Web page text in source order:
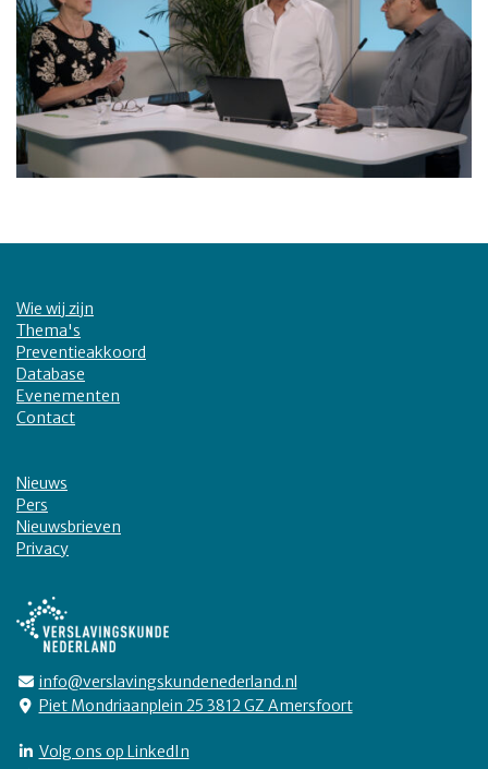
Wie wij zijn
Thema's
Preventieakkoord
Database
Evenementen
Contact
Nieuws
Pers
Nieuwsbrieven
Privacy
info@verslavingskundenederland.nl
Piet Mondriaanplein 25 3812 GZ Amersfoort
Volg ons op LinkedIn